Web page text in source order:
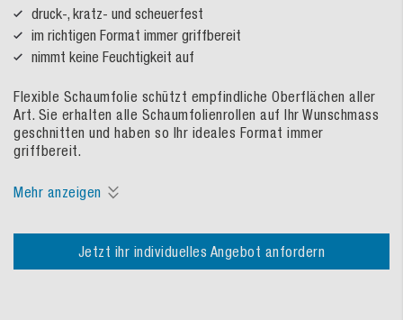
druck-, kratz- und scheuerfest
im richtigen Format immer griffbereit
nimmt keine Feuchtigkeit auf
Flexible Schaumfolie schützt empfindliche Oberflächen aller
Art. Sie erhalten alle Schaumfolienrollen auf Ihr Wunschmass
geschnitten und haben so Ihr ideales Format immer
griffbereit.
Mehr anzeigen
Jetzt ihr individuelles Angebot anfordern